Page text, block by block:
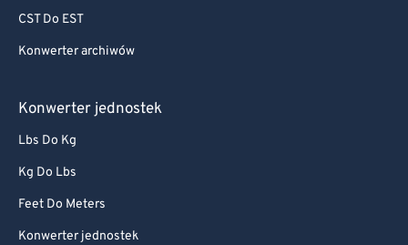
CST Do EST
Konwerter archiwów
Konwerter jednostek
Lbs Do Kg
Kg Do Lbs
Feet Do Meters
Konwerter jednostek